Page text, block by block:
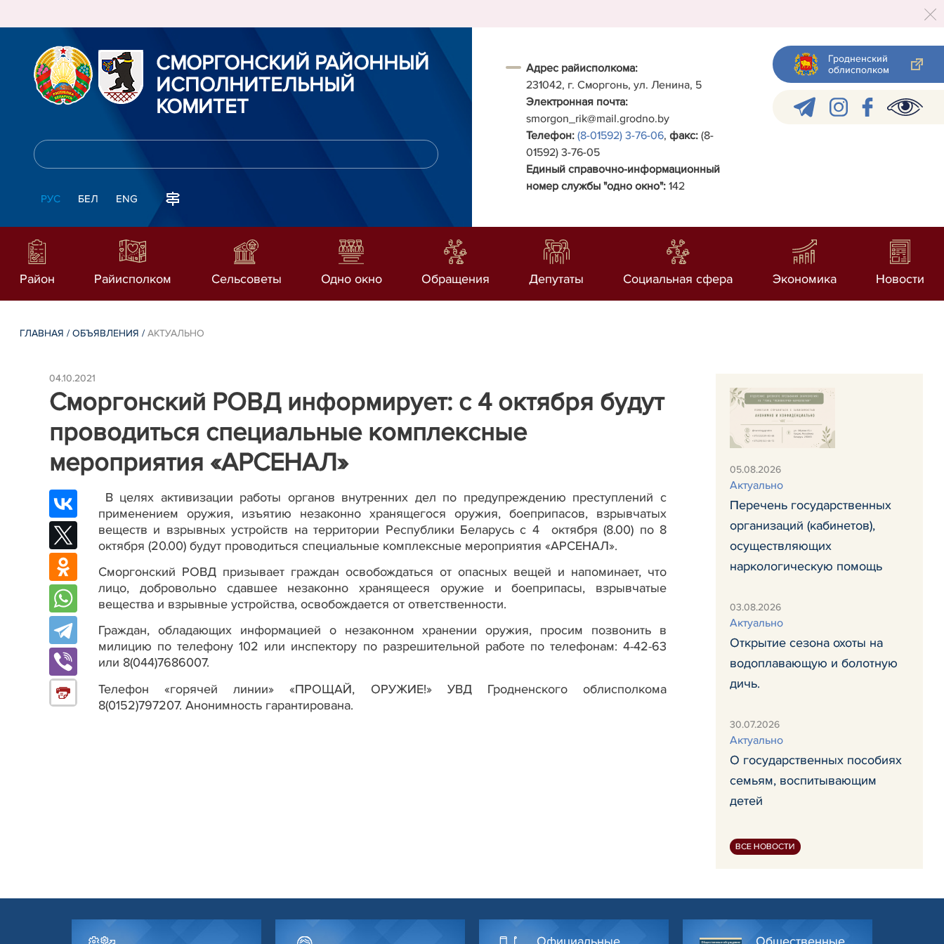
СМОРГОНСКИЙ РАЙОННЫЙ
ИСПОЛНИТЕЛЬНЫЙ
КОМИТЕТ
РУС БЕЛ ENG
Адрес райисполкома:
231042, г. Сморгонь, ул. Ленина, 5
Электронная почта:
smorgon_rik@mail.grodno.by
Телефон: (8-01592) 3-76-06, факс: (8-
01592) 3-76-05
Единый справочно-информационный
номер службы "одно окно": 142
Гродненский
облисполком
Район Райисполком Сельсоветы Одно окно Обращения Депутаты Социальная сфера Экономика Новости
ГЛАВНАЯ /ОБЪЯВЛЕНИЯ /АКТУАЛЬНО
04.10.2021
Сморгонский РОВД информирует: с 4 октября будут
проводиться специальные комплексные
мероприятия «АРСЕНАЛ»
В целях активизации работы органов внутренних дел по предупреждению преступлений с
применением оружия, изъятию незаконно хранящегося оружия, боеприпасов, взрывчатых
веществ и взрывных устройств на территории Республики Беларусь с 4 октября (8.00) по 8
октября (20.00) будут проводиться специальные комплексные мероприятия «АРСЕНАЛ».
Сморгонский РОВД призывает граждан освобождаться от опасных вещей и напоминает, что
лицо, добровольно сдавшее незаконно хранящееся оружие и боеприпасы, взрывчатые
вещества и взрывные устройства, освобождается от ответственности.
Граждан, обладающих информацией о незаконном хранении оружия, просим позвонить в
милицию по телефону 102 или инспектору по разрешительной работе по телефонам: 4-42-63
или 8(044)7686007.
Телефон «горячей линии» «ПРОЩАЙ, ОРУЖИЕ!» УВД Гродненского облисполкома
8(0152)797207. Анонимность гарантирована.
05.08.2026
Актуально
Перечень государственных
организаций (кабинетов),
осуществляющих
наркологическую помощь
03.08.2026
Актуально
Открытие сезона охоты на
водоплавающую и болотную
дичь.
30.07.2026
Актуально
О государственных пособиях
семьям, воспитывающим
детей
ВСЕ НОВОСТИ
Официальные Общественные